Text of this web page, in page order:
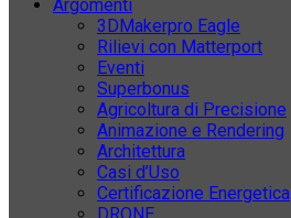
Argomenti
3DMakerpro Eagle
Rilievi con Matterport
Eventi
Superbonus
Agricoltura di Precisione
Animazione e Rendering
Architettura
Casi d’Uso
Certificazione Energetica
DRONE